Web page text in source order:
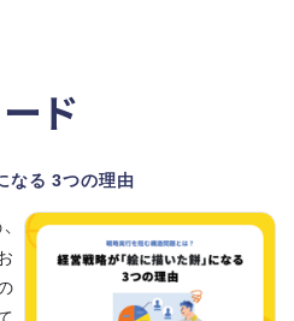
ド
なる 3つの理由